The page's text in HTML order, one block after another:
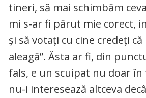
tineri, să mai schimbăm
mi s-ar fi părut mie corect,
și să votați cu cine credeți
aleagă”. Ăsta ar fi, din
fals, e un scuipat nu doar
nu-i interesează altceva